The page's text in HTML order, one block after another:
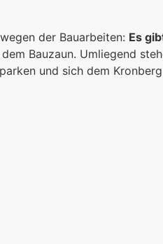
der Bauarbeiten: Es
Bauzaun. Umliegend
und sich dem